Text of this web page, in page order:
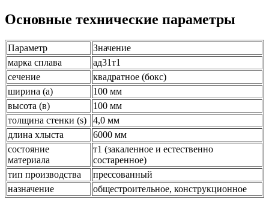
Основные технические параметры
Параметр
Значение
марка сплава
ад31т1
сечение
квадратное (бокс)
ширина (а)
100 мм
высота (в)
100 мм
толщина стенки (s)
4,0 мм
длина хлыста
6000 мм
состояние
материала
т1 (закаленное и естественно
состаренное)
тип производства
прессованный
назначение
общестроительное, конструкционное